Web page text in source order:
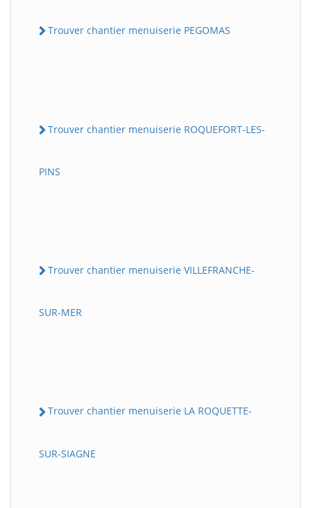
Trouver chantier menuiserie PEGOMAS
Trouver chantier menuiserie ROQUEFORT-LES-
PINS
Trouver chantier menuiserie VILLEFRANCHE-
SUR-MER
Trouver chantier menuiserie LA ROQUETTE-
SUR-SIAGNE